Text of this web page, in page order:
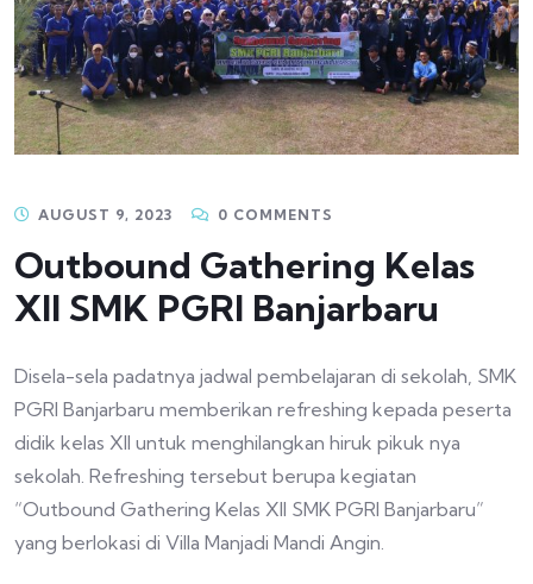
AUGUST 9, 2023 0 COMMENTS
Outbound Gathering Kelas
XII SMK PGRI Banjarbaru
Disela-sela padatnya jadwal pembelajaran di sekolah, SMK
PGRI Banjarbaru memberikan refreshing kepada peserta
didik kelas XII untuk menghilangkan hiruk pikuk nya
sekolah. Refreshing tersebut berupa kegiatan
“Outbound Gathering Kelas XII SMK PGRI Banjarbaru”
yang berlokasi di Villa Manjadi Mandi Angin.